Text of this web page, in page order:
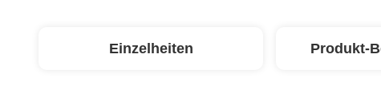
Einzelheiten Produkt-